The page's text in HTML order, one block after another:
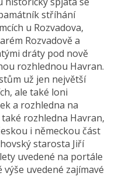
stříhání
u Rozvadova,
Rozvadově a
dráty pod nově
rozhlednou Havran.
už jen největší
ale také loni
a rozhledna na
rozhledna Havran,
i německou část
starosta Jiří
uvedené na portále
výše uvedené zajímavé